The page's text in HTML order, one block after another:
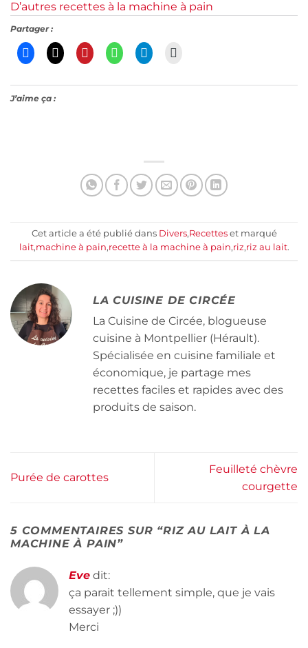
D’autres recettes à la machine à pain
Partager :
J’aime ça :
Cet article a été publié dans Divers,Recetteset marqué
lait,machine à pain,recette à la machine à pain,riz,riz au lait.
LA CUISINE DE CIRCÉE
La Cuisine de Circée, blogueuse
cuisine à Montpellier (Hérault).
Spécialisée en cuisine familiale et
économique, je partage mes
recettes faciles et rapides avec des
produits de saison.
Purée de carottes
Feuilleté chèvre
courgette
5 COMMENTAIRES SUR “RIZ AU LAIT À LA
MACHINE À PAIN”
Eve dit:
ça parait tellement simple, que je vais
essayer ;))
Merci